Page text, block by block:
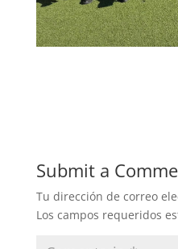
Submit a
Tu dirección de correo
Los campos requeridos